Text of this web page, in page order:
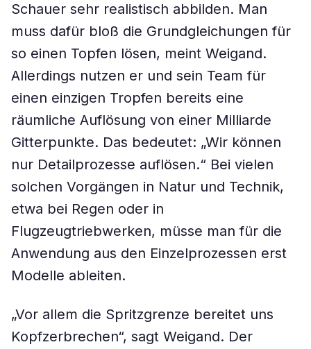
Schauer sehr realistisch abbilden. Man
muss dafür bloß die Grundgleichungen für
so einen Topfen lösen, meint Weigand.
Allerdings nutzen er und sein Team für
einen einzigen Tropfen bereits eine
räumliche Auflösung von einer Milliarde
Gitterpunkte. Das bedeutet: „Wir können
nur Detailprozesse auflösen.“ Bei vielen
solchen Vorgängen in Natur und Technik,
etwa bei Regen oder in
Flugzeugtriebwerken, müsse man für die
Anwendung aus den Einzelprozessen erst
Modelle ableiten.
„Vor allem die Spritzgrenze bereitet uns
Kopfzerbrechen“, sagt Weigand. Der